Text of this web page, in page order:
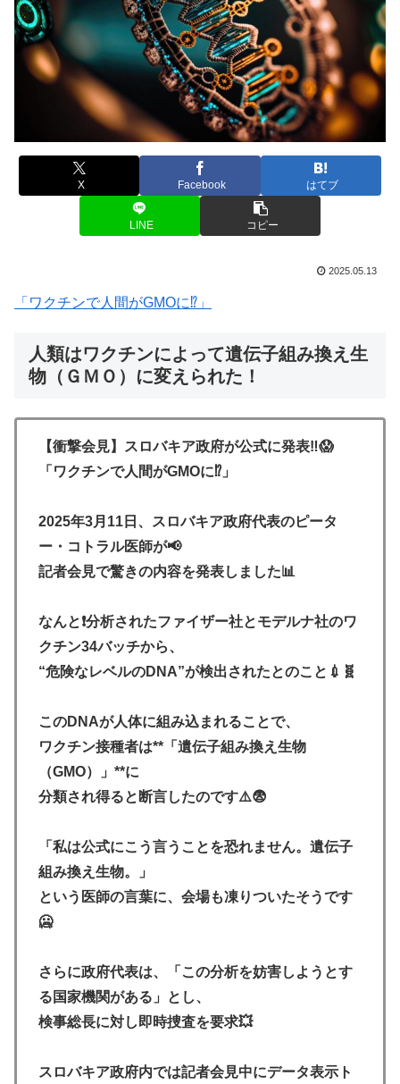
X Facebook はてブ
LINE コピー
2025.05.13
「ワクチンで人間がGMOに⁉️」
人類はワクチンによって遺伝子組み換え生
物（ＧＭＯ）に変えられた！
【衝撃会見】スロバキア政府が公式に発表‼️😱
「ワクチンで人間がGMOに⁉️」
2025年3月11日、スロバキア政府代表のピータ
ー・コトラル医師が📢
記者会見で驚きの内容を発表しました📊
なんと❗分析されたファイザー社とモデルナ社のワ
クチン34バッチから、
“危険なレベルのDNA”が検出されたとのこと💉🧬
このDNAが人体に組み込まれることで、
ワクチン接種者は**「遺伝子組み換え生物
（GMO）」**に
分類され得ると断言したのです⚠️😨
「私は公式にこう言うことを恐れません。遺伝子
組み換え生物。」
という医師の言葉に、会場も凍りついたそうです
🥶
さらに政府代表は、「この分析を妨害しようとす
る国家機関がある」とし、
検事総長に対し即時捜査を要求💥
スロバキア政府内では記者会見中にデータ表示ト